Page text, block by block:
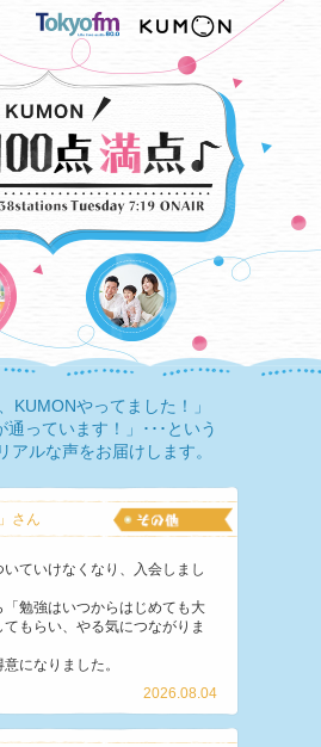
KUMONやってました！」
通っています！」･･･という
アルな声をお届けします。
さん
ていけなくなり、入会しまし
「勉強はいつからはじめても大
もらい、やる気につながりま
になりました。
2026.08.04